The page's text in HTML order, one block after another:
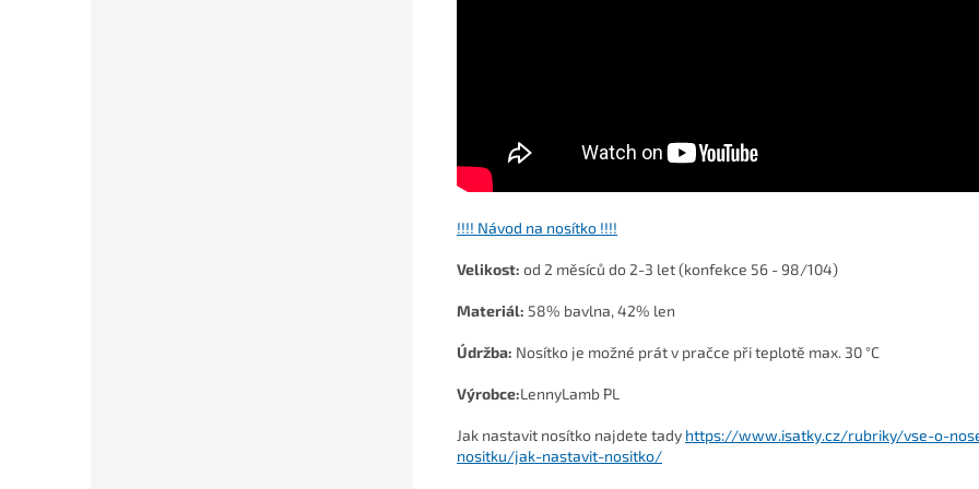
!!!! Návod na nosítko !!!!
Velikost: od 2 měsíců do 2-3 let (konfekce 56 - 98/104)
Materiál: 58% bavlna, 42% len
Údržba: Nosítko je možné prát v pračce při teplotě max. 30 °C
Výrobce:LennyLamb PL
Jak nastavit nosítko najdete tady https://www.isatky.cz/rubriky/vse-o-
nositku/jak-nastavit-nositko/